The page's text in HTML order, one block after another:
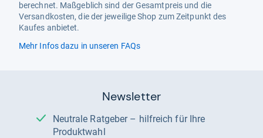
berechnet. Maßgeblich sind der Gesamtpreis und die
Versandkosten, die der jeweilige Shop zum Zeitpunkt des
Kaufes anbietet.
Mehr Infos dazu in unseren FAQs
Newsletter
Neutrale Ratgeber – hilfreich für Ihre
Produktwahl